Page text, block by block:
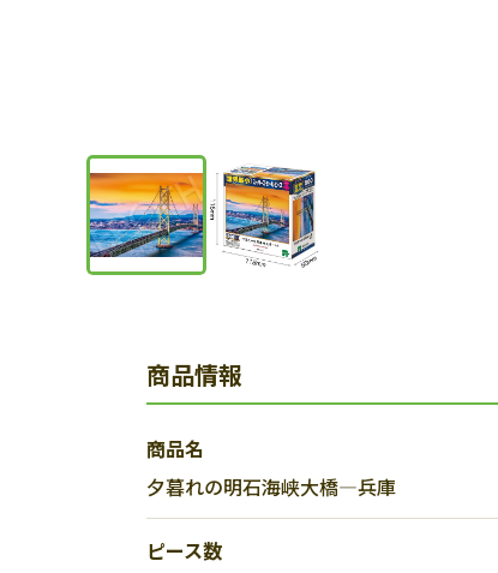
商品情報
商品名
夕暮れの明石海峡大橋―兵庫
ピース数